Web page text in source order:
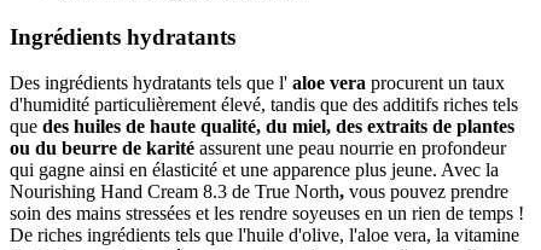
Ingrédients hydratants
Des ingrédients hydratants tels que l' aloe vera procurent un taux
d'humidité particulièrement élevé, tandis que des additifs riches tels
que des huiles de haute qualité, du miel, des extraits de plantes
ou du beurre de karité assurent une peau nourrie en profondeur
qui gagne ainsi en élasticité et une apparence plus jeune. Avec la
Nourishing Hand Cream 8.3 de True North, vous pouvez prendre
soin des mains stressées et les rendre soyeuses en un rien de temps !
De riches ingrédients tels que l'huile d'olive, l'aloe vera, la vitamine